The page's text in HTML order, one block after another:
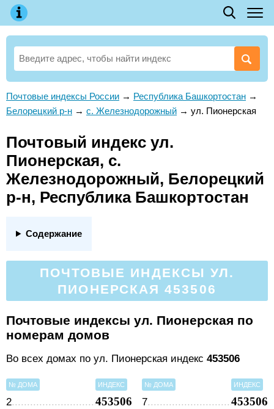
Почтовые индексы России → Республика Башкортостан →
Белорецкий р-н → с. Железнодорожный → ул. Пионерская
Почтовый индекс ул.
Пионерская, с.
Железнодорожный, Белорецкий
р-н, Республика Башкортостан
Содержание
ПОЧТОВЫЕ ИНДЕКСЫ УЛ.
ПИОНЕРСКАЯ 453506
Почтовые индексы ул. Пионерская по
номерам домов
Во всех домах по ул. Пионерская индекс 453506
№ ДОМА ИНДЕКС
2 453506
№ ДОМА ИНДЕКС
7 453506